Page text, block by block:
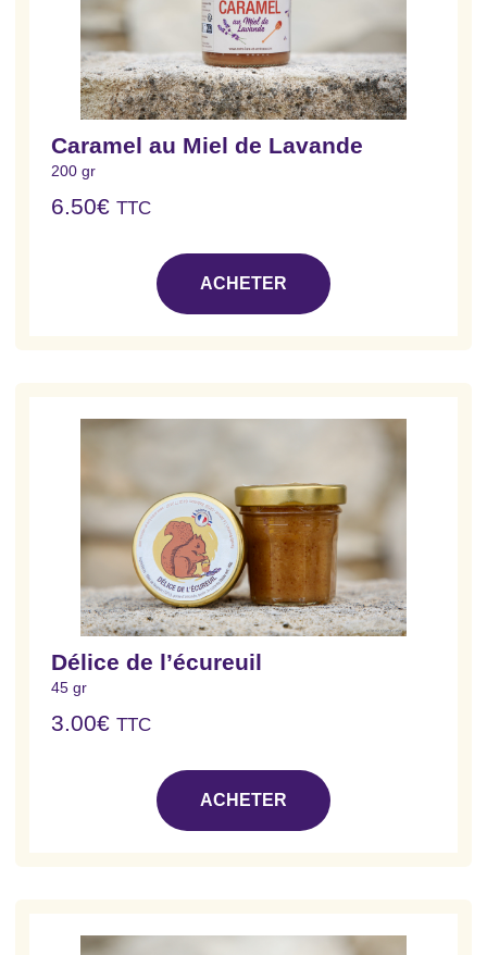
Caramel au Miel de Lavande
200 gr
6.50€ TTC
ACHETER
Délice de l’écureuil
45 gr
3.00€ TTC
ACHETER